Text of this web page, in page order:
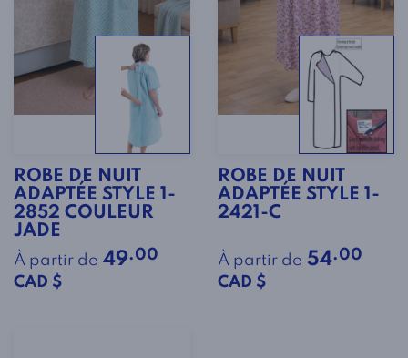
ROBE DE NUIT
ADAPTÉE STYLE 1-
2852 COULEUR
JADE
À partir de 49.00
CAD $
ROBE DE NUIT
ADAPTÉE STYLE 1-
2421-C
À partir de 54.00
CAD $